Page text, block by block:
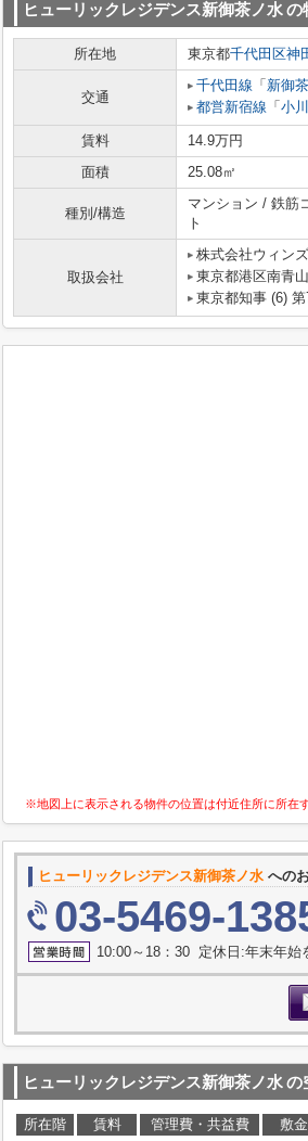
ヒューリックレジデンス新御茶ノ水の
所在地 東京都千代田区神
交通
千代田線 「 新御
都営新宿線 「 小
賃料 14.9万円
面積
25.08㎡
種別/構造
マンション / 鉄筋
ト
取扱会社
株式会社ウィン
東京都港区南青
東京都知事 (6)
※地図上に表示される物件の位置は付近住所に所在
ヒューリックレジデンス新御茶ノ水 への
03-5469-
10:00～18：30 定休日:年末年始
ヒューリックレジデンス新御茶ノ水の
所在階 賃料 管理費・共益費 敷